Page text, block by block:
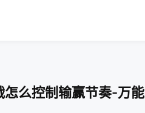
怎么控制输赢节奏-万能